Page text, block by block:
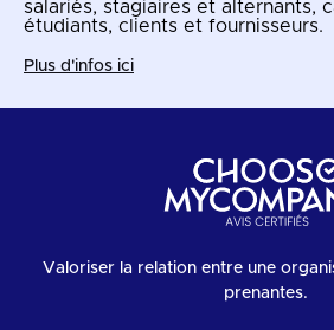
salariés, stagiaires et alternants,
étudiants, clients et fournisseurs.
Plus d'infos ici
Valoriser la relation entre une
prenantes.